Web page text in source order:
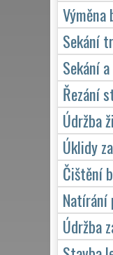
Sekání
Sekání
Řezání
Údržba
Úklidy
Čištění
Natírání
Údržba